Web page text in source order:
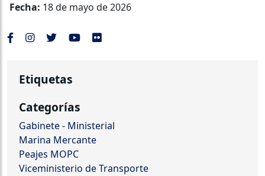
Fecha: 18 de mayo de 2026
Etiquetas
Categorías
Gabinete - Ministerial
Marina Mercante
Peajes MOPC
Viceministerio de Transporte